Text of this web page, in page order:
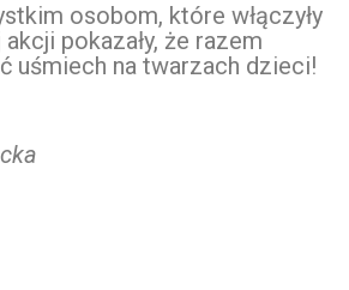
osobom, które włączyły
pokazały, że razem
uśmiech na twarzach dzieci!